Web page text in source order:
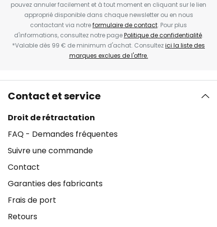
pouvez annuler facilement et à tout moment en cliquant sur le lien
approprié disponible dans chaque newsletter ou en nous
contactant via notreformulaire de contact. Pour plus
d'informations, consultez notre pagePolitique de confidentialité.
*Valable dès 99 € de minimum d'achat. Consultezici la liste des
marques exclues de l'offre.
Contact et service
Droit de rétractation
FAQ - Demandes fréquentes
Suivre une commande
Contact
Garanties des fabricants
Frais de port
Retours